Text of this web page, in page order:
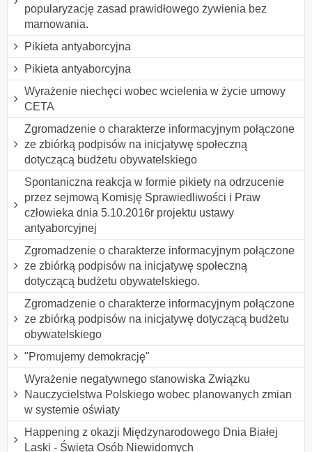
popularyzację zasad prawidłowego żywienia bez
marnowania.
Pikieta antyaborcyjna
Pikieta antyaborcyjna
Wyrażenie niechęci wobec wcielenia w życie umowy
CETA
Zgromadzenie o charakterze informacyjnym połączone
ze zbiórką podpisów na inicjatywę społeczną
dotyczącą budżetu obywatelskiego
Spontaniczna reakcja w formie pikiety na odrzucenie
przez sejmową Komisję Sprawiedliwości i Praw
człowieka dnia 5.10.2016r projektu ustawy
antyaborcyjnej
Zgromadzenie o charakterze informacyjnym połączone
ze zbiórką podpisów na inicjatywę społeczną
dotyczącą budżetu obywatelskiego.
Zgromadzenie o charakterze informacyjnym połączone
ze zbiórką podpisów na inicjatywę dotyczącą budżetu
obywatelskiego
"Promujemy demokrację"
Wyrażenie negatywnego stanowiska Związku
Nauczycielstwa Polskiego wobec planowanych zmian
w systemie oświaty
Happening z okazji Międzynarodowego Dnia Białej
Laski - Święta Osób Niewidomych